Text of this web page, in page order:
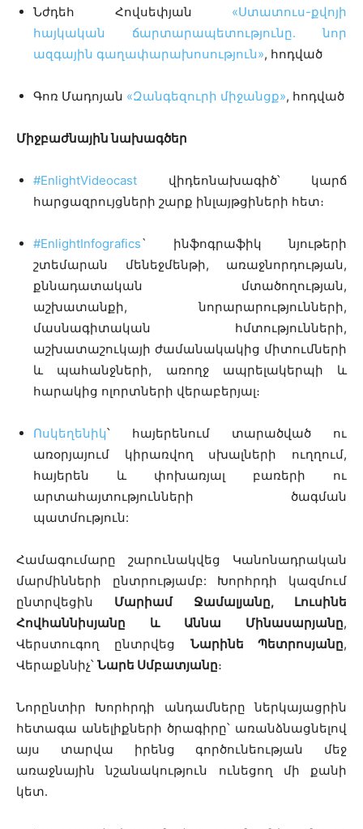
Նժդեհ Հովսեփյան «Ստատուս-քվոյի
հայկական ճարտարապետությունը. նոր
ազգային գաղափարախոսություն», հոդված
Գոռ Մադոյան «Զանգեզուրի միջանցք», հոդված
Միջբաժնայիննախագծեր
#EnlightVideocast վիդեոնախագիծ՝ կարճ
հարցազրույցների շարք ինլայթցիների հետ։
#EnlightInfografics` ինֆոգրաֆիկ նյութերի
շտեմարան մենեջմենթի, առաջնորդության,
քննադատական մտածողության,
աշխատանքի, նորարարությունների,
մասնագիտական հմտությունների,
աշխատաշուկայի ժամանակակից միտումների
և պահանջների, առողջ ապրելակերպի և
հարակից ոլորտների վերաբերյալ։
Ոսկեղենիկ՝ հայերենում տարածված ու
առօրյայում կիրառվող սխալների ուղղում,
հայերեն և փոխառյալ բառերի ու
արտահայտությունների ծագման
պատմություն:
Համագումարը շարունակվեց Կանոնադրական
մարմինների ընտրությամբ: Խորհրդի կազմում
ընտրվեցին Մարիամ Ջամալյանը, Լուսինե
Հովհաննիսյանը և Աննա Մինասարյանը,
Վերստուգող ընտրվեց Նարինե Պետրոսյանը,
Վերաքննիչ՝ Նարե Սմբատյանը։
Նորընտիր Խորհրդի անդամները ներկայացրին
հետագա անելիքների ծրագիրը՝ առանձնացնելով
այս տարվա իրենց գործունեության մեջ
առաջնային նշանակություն ունեցող մի քանի
կետ․